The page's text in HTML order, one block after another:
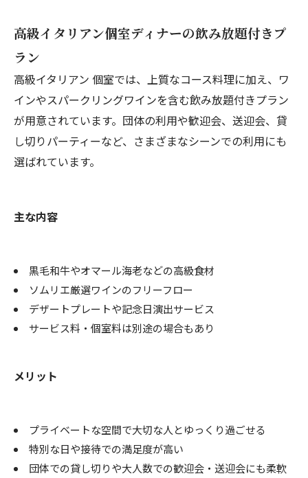
高級イタリアン個室ディナーの飲み放題付きプ
ラン
高級イタリアン 個室では、上質なコース料理に加え、ワ
インやスパークリングワインを含む飲み放題付きプラン
が用意されています。団体の利用や歓迎会、送迎会、貸
し切りパーティーなど、さまざまなシーンでの利用にも
選ばれています。
主な内容
黒毛和牛やオマール海老などの高級食材
ソムリエ厳選ワインのフリーフロー
デザートプレートや記念日演出サービス
サービス料・個室料は別途の場合もあり
メリット
プライベートな空間で大切な人とゆっくり過ごせる
特別な日や接待での満足度が高い
団体での貸し切りや大人数での歓迎会・送迎会にも柔軟